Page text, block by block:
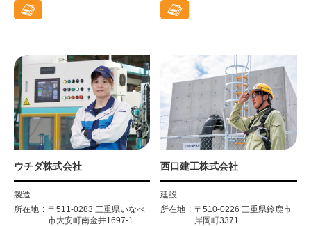
ウチダ株式会社
製造
所在地
〒511-0283 三重県いなべ
市大安町南金井1697-1
西口建工株式会社
建設
所在地
〒510-0226 三重県鈴鹿市
岸岡町3371